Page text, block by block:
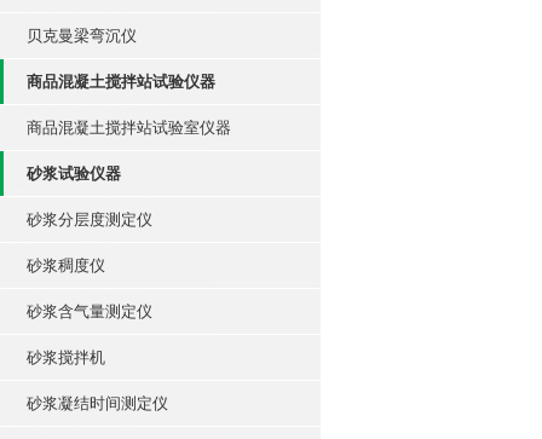
贝克曼梁弯沉仪
商品混凝土搅拌站试验仪器
商品混凝土搅拌站试验室仪器
砂浆试验仪器
砂浆分层度测定仪
砂浆稠度仪
砂浆含气量测定仪
砂浆搅拌机
砂浆凝结时间测定仪